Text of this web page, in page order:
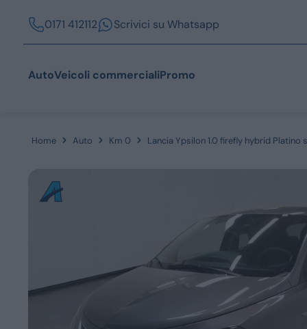
0171 412112 Scrivici su Whatsapp
AutoVeicoli commercialiPromo
Home Auto Km 0 Lancia Ypsilon 1.0 firefly hybrid Platino